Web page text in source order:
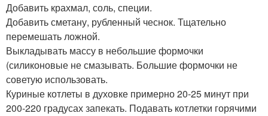
Добавить крахмал, соль, специи.
Добавить сметану, рубленный чеснок. Тщательно
перемешать ложной.
Выкладывать массу в небольшие формочки
(силиконовые не смазывать. Большие формочки не
советую использовать.
Куриные котлеты в духовке примерно 20-25 минут при
200-220 градусах запекать. Подавать котлетки горячими